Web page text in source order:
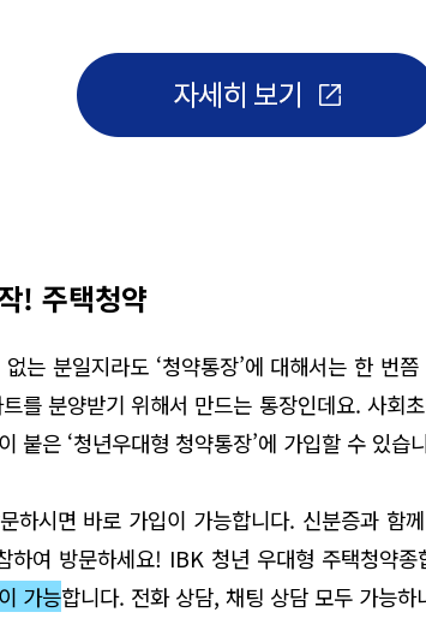
! 주택청약
는 분일지라도 ‘청약통장’에 대해서는 한 번
를 분양받기 위해서 만드는 통장인데요. 사회
붙은 ‘청년우대형 청약통장’에 가입할 수 있습
하시면 바로 가입이 가능합니다. 신분증과 함
하여 방문하세요! IBK 청년 우대형 주택청약종
가능합니다. 전화 상담, 채팅 상담 모두 가능